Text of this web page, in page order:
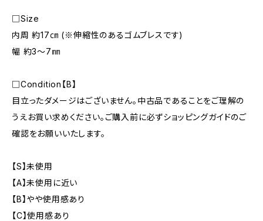
□Size
内周 約17㎝ (※伸縮性のあるゴムブレスです)
幅 約3〜7㎜
□Condition【B】
目立ったダメージはございません。中古品であることをご理解の
うえお買い求めください。ご購入前に必ずショッピングガイドのご
確認をお願いいたします。
【S】未使用
【A】未使用に近い
【B】やや使用感あり
【C】使用感あり